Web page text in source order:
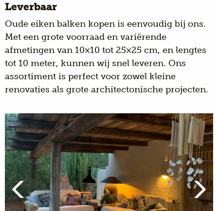
Leverbaar
Oude eiken balken kopen is eenvoudig bij ons.
Met een grote voorraad en variërende
afmetingen van 10×10 tot 25×25 cm, en lengtes
tot 10 meter, kunnen wij snel leveren. Ons
assortiment is perfect voor zowel kleine
renovaties als grote architectonische projecten.